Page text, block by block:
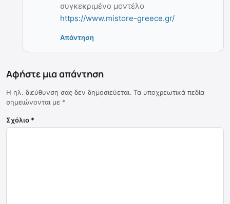
συγκεκριμένο μοντέλο
https://www.mistore-greece.gr/
Απάντηση
Αφήστε μια απάντηση
Η ηλ. διεύθυνση σας δεν δημοσιεύεται. Τα υποχρεωτικά πεδία
σημειώνονται με *
Σχόλιο *